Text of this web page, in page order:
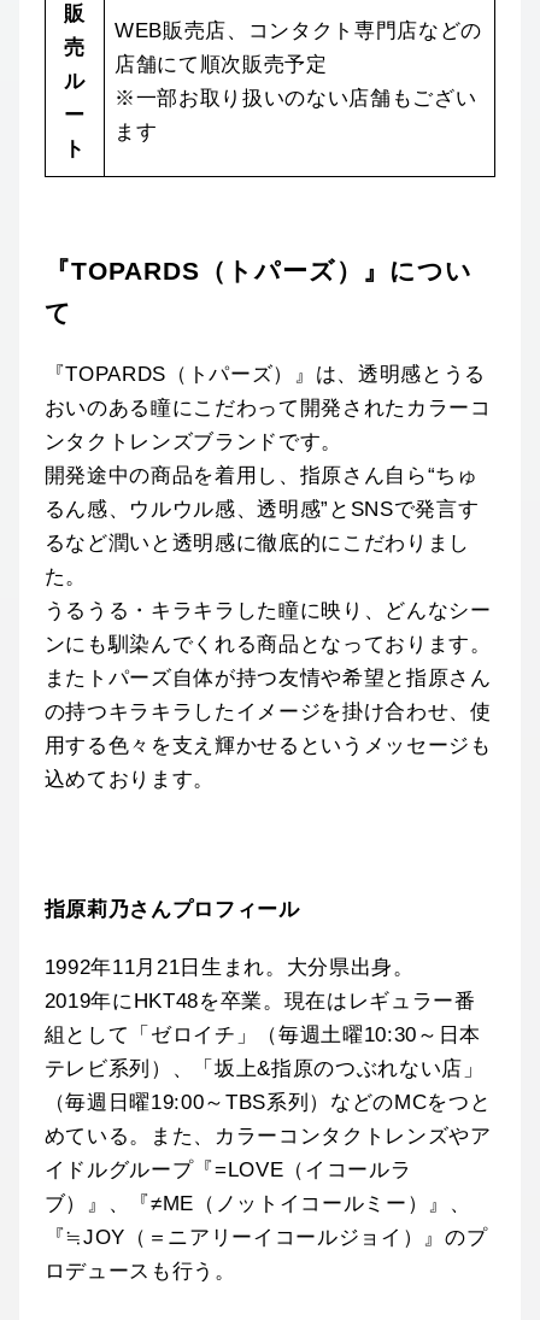
販
売
ル
ー
ト
WEB販売店、コンタクト専門店などの
店舗にて順次販売予定
※一部お取り扱いのない店舗もござい
ます
『TOPARDS（トパーズ）』につい
て
『TOPARDS（トパーズ）』は、透明感とうる
おいのある瞳にこだわって開発されたカラーコ
ンタクトレンズブランドです。
開発途中の商品を着用し、指原さん⾃ら“ちゅ
るん感、ウルウル感、透明感”とSNSで発言す
るなど潤いと透明感に徹底的にこだわりまし
た。
うるうる・キラキラした瞳に映り、どんなシー
ンにも馴染んでくれる商品となっております。
またトパーズ⾃体が持つ友情や希望と指原さん
の持つキラキラしたイメージを掛け合わせ、使
用する色々を支え輝かせるというメッセージも
込めております。
指原莉乃さんプロフィール
1992年11月21日⽣まれ。大分県出身。
2019年にHKT48を卒業。現在はレギュラー番
組として「ゼロイチ」（毎週⼟曜10:30～日本
テレビ系列）、「坂上&指原のつぶれない店」
（毎週日曜19:00～TBS系列）などのMCをつと
めている。また、カラーコンタクトレンズやア
イドルグループ『=LOVE（イコールラ
ブ）』、『≠ME（ノットイコールミー）』、
『≒JOY（＝ニアリーイコールジョイ）』のプ
ロデュースも⾏う。